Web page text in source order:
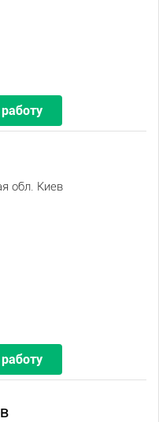
обл. Киев